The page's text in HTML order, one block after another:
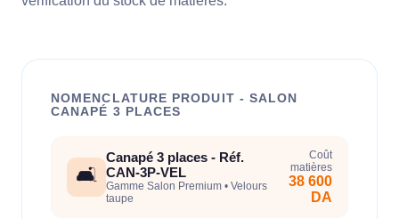
NOMENCLATURE PRODUIT - SALON
CANAPÉ 3 PLACES
🛋️
Canapé 3 places - Réf.
CAN-3P-VEL
Gamme Salon Premium • Velours
taupe
Coût
matières
38 600
DA